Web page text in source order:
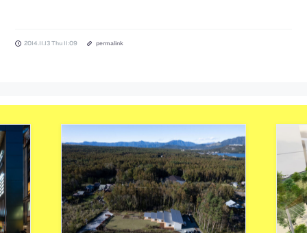
2014.11.13 Thu 11:09 permalink